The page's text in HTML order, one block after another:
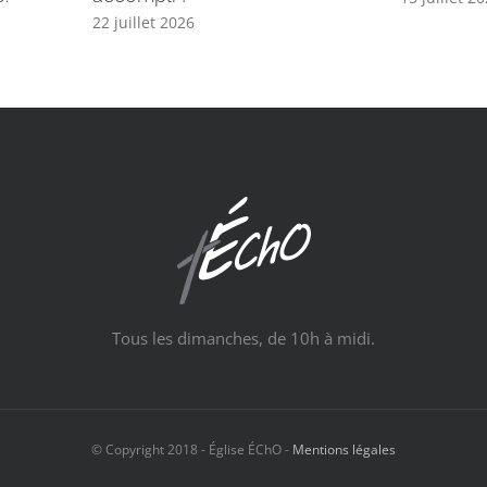
22 juillet 2026
Tous les dimanches, de 10h à midi.
© Copyright 2018 - Église ÉChO - Mentions légales